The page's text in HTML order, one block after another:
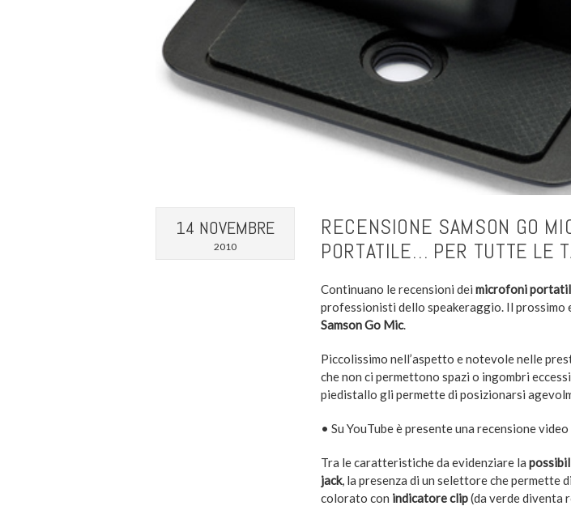
14 NOVEMBRE
2010
RECENSIONE SAMSON GO
PORTATILE… PER TUTTE LE
Continuano le recensioni dei microfoni
professionisti dello speakeraggio. Il prossimo
Samson Go Mic.
Piccolissimo nell’aspetto e notevole nelle
che non ci permettono spazi o ingombri
piedistallo gli permette di posizionarsi
• Su YouTube è presente una recensione
Tra le caratteristiche da evidenziare la
jack, la presenza di un selettore che permette
colorato con indicatore clip(da verde diventa